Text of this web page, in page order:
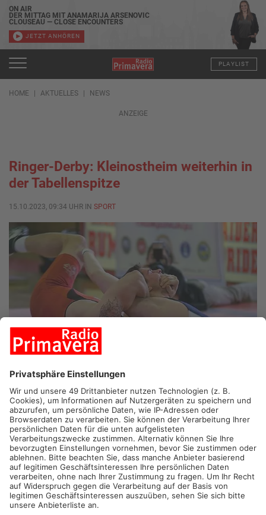
ON AIR
DER MITTAG MIT ANAMARIJA ARSENOVIC
CLOUSEAU — CLOSE ENCOUNTERS
JETZT ANHÖREN
PLAYLIST
HOME AKTUELLES NEWS
ANZEIGE
Ringer-Derby: Kleinostheim weiterhin in
der Tabellenspitze
15.10.2023, 09:34 UHR IN SPORT
SYMBOLBILD
KLEINOSTHEIM/HÖSBACH.Beim Ringer-Derby in
Kleinostheim am Abend bleibt der SC Siegfried auf der
Erfolgsspur: Mit einem Endstand von 15:14 haben die
Kleinostheimer gegen den KSC Hösbach gewonnen. Damit
steht Kleinostheim ungeschlagen auf Tabellenplatz 1 der
Bundesliga Ost. Der nächste Kampf für Kleinostheim steht am
Samstag gegen Schorndorf an, für die Hösbacher geht’s schon
heute weiter: Sie müssen gegen Lichtenfels ran.